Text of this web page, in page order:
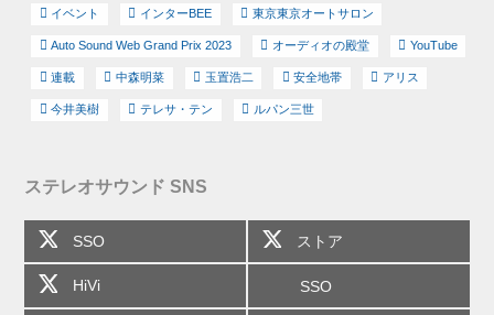
イベント インターBEE 東京東京オートサロン
Auto Sound Web Grand Prix 2023 オーディオの殿堂 YouTube
連載 中森明菜 玉置浩二 安全地帯 アリス
今井美樹 テレサ・テン ルパン三世
ステレオサウンド SNS
SSO ストア
HiVi SSO